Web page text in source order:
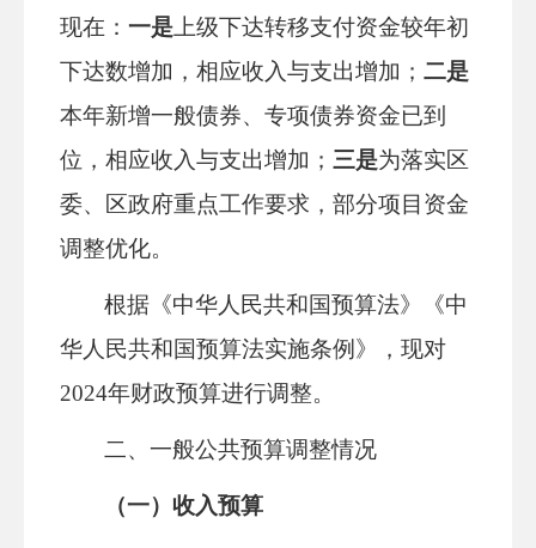
现在： 一是 上级下达转移支付资金较年初
下达数增加，相应收入与支出增加； 二是
本年新增一般债券、专项债券资金已到
位，相应收入与支出增加； 三是为落实区
委、区政府重点工作要求，部分项目资金
调整优化。
根据《中华人民共和国预算法》《中
华人民共和国预算法实施条例》，现对
2024年财政预算进行调整。
二、一般公共预算调整情况
（一）收入预算